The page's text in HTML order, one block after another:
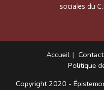
sociales du
Accueil Contact
Politique
Copyright 2020 -